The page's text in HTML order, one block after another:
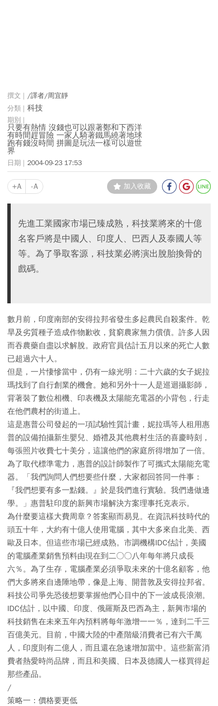
/譯者/周宜靜
科技
只要有熱情 沒錢也可以跟著鄭和下西洋
有時間趕冒險 一家人騎著鐵馬繞著地球
跑有錢沒時間 拼圖是玩法一樣可以遊世
界
2004-09-23 17:53
+A -A 加入收藏
先進工業國家市場已臻成熟，科技業將來的十億
名客戶將是中國人、印度人、巴西人及泰國人等
等。為了爭取客源，科技業必將演出脫胎換骨的
戲碼。
數月前，印度南部的安得拉邦省發生多起農民自殺案件。乾
旱及劣質種子造成作物歉收，貧窮農家無力償債。許多人因
而吞農藥自盡以求解脫。政府官員估計五月以來的死亡人數
已超過六十人。
但是，一片悽慘當中，仍有一線光明：二十六歲的女子妮拉
瑪找到了自行創業的機會。她和另外十一人是巡迴攝影師，
背著裝了數位相機、印表機及太陽能充電器的小背包，行走
在他們農村的街道上。
這是惠普公司發起的一項試驗性質計畫，妮拉瑪等人租用惠
普的設備拍攝新生嬰兒、婚禮及其他農村生活的喜慶時刻，
每張照片收費七十美分，這讓他們的家庭所得增加了一倍。
為了取代標準電力，惠普的設計師製作了可攜式太陽能充電
器。「我們詢問人們想要些什麼，大家都回答同一件事：
『我們想要有多一點錢。』於是我們進行實驗。我們邊做邊
學。」惠普駐印度的新興市場解決方案理事托克表示。
為什麼要這樣大費周章？答案顯而易見。在資訊科技時代的
頭五十年，大約有十億人使用電腦，其中大多來自北美、西
歐及日本。但這些市場已經成熟。市調機構IDC估計，美國
的電腦產業銷售預料由現在到二○○八年每年將只成長
六％。為了生存，電腦產業必須爭取未來的十億名顧客，他
們大多將來自邊陲地帶，像是上海、開普敦及安得拉邦省。
科技公司爭先恐後想要掌握他們心目中的下一波成長浪潮。
IDC估計，以中國、印度、俄羅斯及巴西為主，新興市場的
科技銷售在未來五年內預料將每年激增一一％，達到二千三
百億美元。目前，中國大陸的中產階級消費者已有六千萬
人，印度則有二億人，而且還在急速增加當中。這些新富消
費者熱愛時尚品牌，而且和美國、日本及德國人一樣買得起
那些產品。
/
策略一：價格要更低